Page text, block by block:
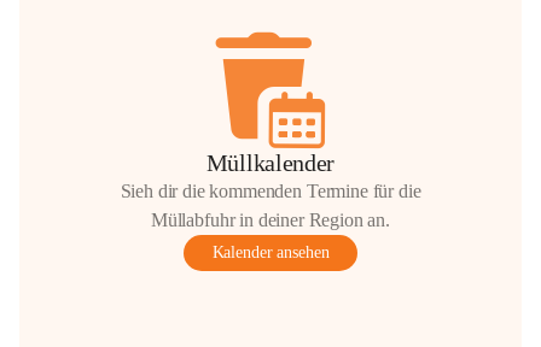
Müllkalender
Sieh dir die kommenden Termine für die
Müllabfuhr in deiner Region an.
Kalender ansehen